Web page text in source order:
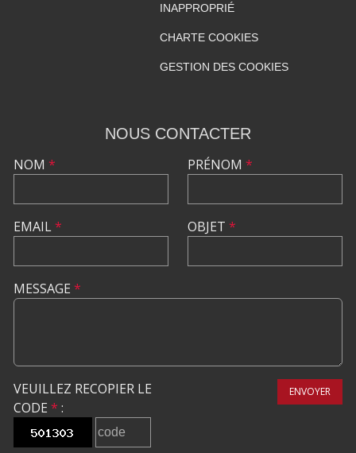
INAPPROPRIÉ
CHARTE COOKIES
GESTION DES COOKIES
NOUS CONTACTER
NOM *
EMAIL*
PRÉNOM *
OBJET *
MESSAGE *
VEUILLEZ RECOPIER LE
CODE * :
ENVOYER